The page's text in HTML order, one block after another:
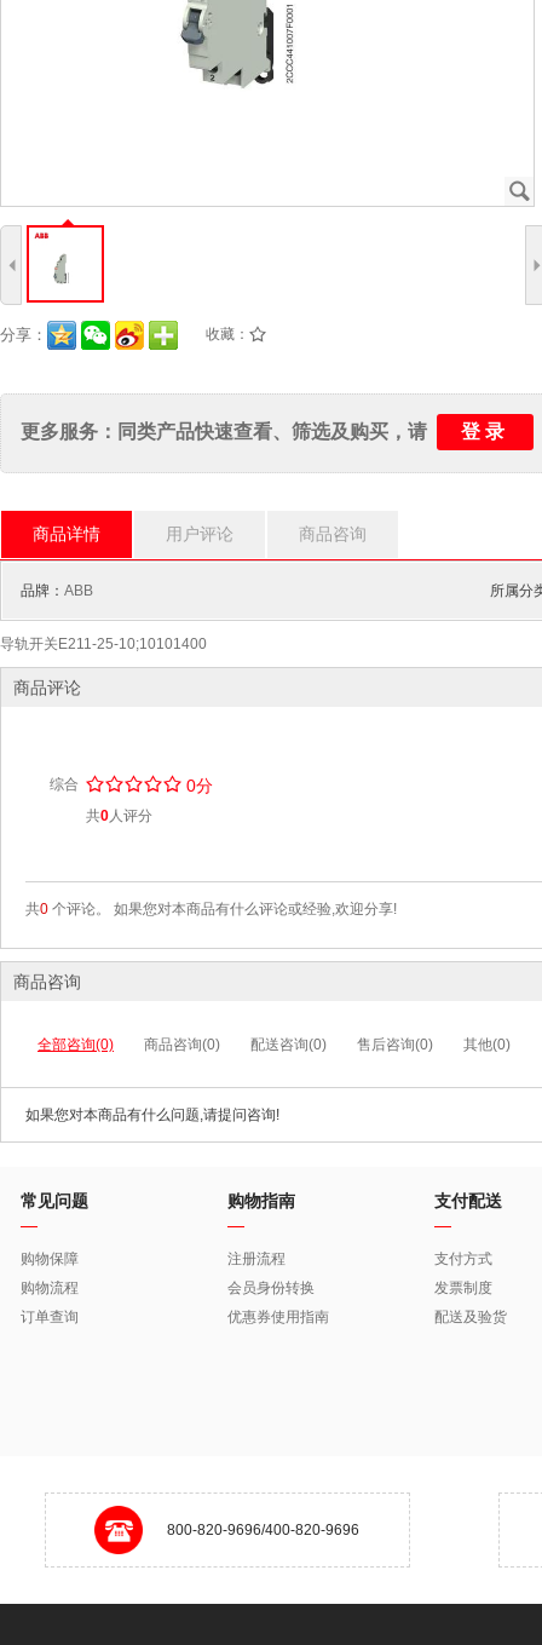
J
4
分享： 收藏： /
更多服务：同类产品快速查看、筛选及购买，请 登录
商品详情 用户评论 商品咨询
品牌： ABB 所属分
导轨开关E211-25-10;10101400
商品评论
综合 /////
..... 0分
共0人评分
共0 个评论。 如果您对本商品有什么评论或经验,欢迎分享!
商品咨询
全部咨询(0) 商品咨询(0) 配送咨询(0) 售后咨询(0) 其他(0)
如果您对本商品有什么问题,请提问咨询!
常见问题
购物保障
购物流程
订单查询
购物指南
注册流程
会员身份转换
优惠券使用指南
支付配送
支付方式
发票制度
配送及验货
800-820-9696/400-820-9696